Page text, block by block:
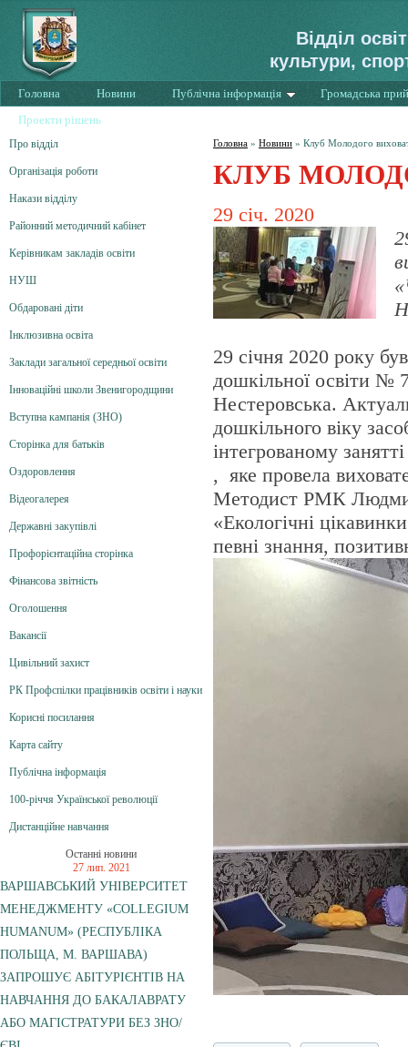
Відділ
культури,
Головна Новини Публічна інформація
Громадська
Проекти рішень
Про відділ
Організація роботи
Накази відділу
Районний методичний кабінет
Керівникам закладів освіти
НУШ
Обдаровані діти
Інклюзивна освіта
Заклади загальної середньої освіти
Інноваційні школи Звенигородщини
Вступна кампанія (ЗНО)
Сторінка для батьків
Оздоровлення
Відеогалерея
Державні закупівлі
Профорієнтаційна сторінка
Фінансова звітність
Оголошення
Вакансії
Цивільний захист
РК Профспілки працівників освіти і науки
Корисні посилання
Карта сайту
Публічна інформація
100-річчя Української революції
Дистанційне навчання
Останні новини
27 лип. 2021
ВАРШАВСЬКИЙ УНІВЕРСИТЕТ
МЕНЕДЖМЕНТУ «COLLEGIUM
HUMANUM» (РЕСПУБЛІКА
ПОЛЬЩА, М. ВАРШАВА)
ЗАПРОШУЄ АБІТУРІЄНТІВ НА
НАВЧАННЯ ДО БАКАЛАВРАТУ
АБО МАГІСТРАТУРИ БЕЗ ЗНО/
Головна » Новини » Клуб Молодого
КЛУБ
29 січ. 2020
29 січня 2020 року
дошкільної освіти №
Нестеровська.
дошкільного віку
інтегрованому
, яке провела
Методист РМК
«Екологічні
певні знання,